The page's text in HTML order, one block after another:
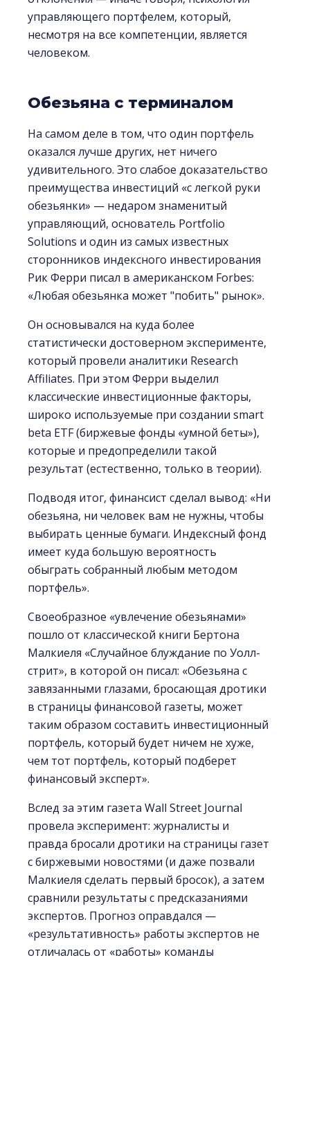
управляющего портфелем, который,
несмотря на все компетенции, является
человеком.
Обезьяна с терминалом
На самом деле в том, что один портфель
оказался лучше других, нет ничего
удивительного. Это слабое доказательство
преимущества инвестиций «с легкой руки
обезьянки» — недаром знаменитый
управляющий, основатель Portfolio
Solutions и один из самых известных
сторонников индексного инвестирования
Рик Ферри писал в американском Forbes:
«Любая обезьянка может "побить" рынок».
Он основывался на куда более
статистически достоверном эксперименте,
который провели аналитики Research
Affiliates. При этом Ферри выделил
классические инвестиционные факторы,
широко используемые при создании smart
beta ETF (биржевые фонды «умной беты»),
которые и предопределили такой
результат (естественно, только в теории).
Подводя итог, финансист сделал вывод: «Ни
обезьяна, ни человек вам не нужны, чтобы
выбирать ценные бумаги. Индексный фонд
имеет куда большую вероятность
обыграть собранный любым методом
портфель».
Своеобразное «увлечение обезьянами»
пошло от классической книги Бертона
Малкиеля «Случайное блуждание по Уолл-
стрит», в которой он писал: «Обезьяна с
завязанными глазами, бросающая дротики
в страницы финансовой газеты, может
таким образом составить инвестиционный
портфель, который будет ничем не хуже,
чем тот портфель, который подберет
финансовый эксперт».
Вслед за этим газета Wall Street Journal
провела эксперимент: журналисты и
правда бросали дротики на страницы газет
с биржевыми новостями (и даже позвали
Малкиеля сделать первый бросок), а затем
сравнили результаты с предсказаниями
экспертов. Прогноз оправдался —
«результативность» работы экспертов не
отличалась от «работы» команды